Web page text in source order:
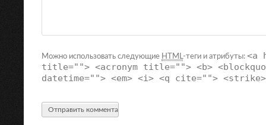
Можно использовать следующие HTML-теги и атрибуты: <a
title=""> <acronym title=""> <b>
datetime=""> <em> <i> <q cite="">